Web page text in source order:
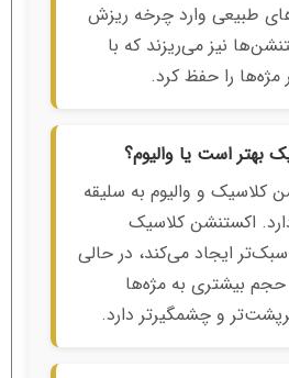
طبیعی وارد چرخه ریزش
نیز می‌ریزند که با
را حفظ کرد.
بهتر است یا والیوم؟
کلاسیک و والیوم به سلیقه
اکستنشن کلاسیک
ایجاد می‌کند، در حالی
حجم بیشتری به مژه‌ها
و چشمگیرتر دارد.